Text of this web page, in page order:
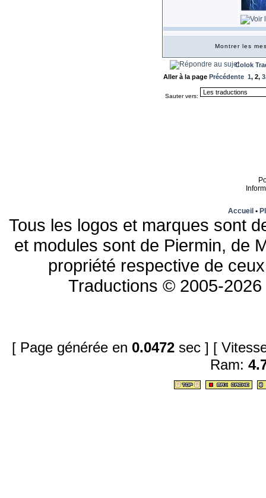
Montrer les
Colok
Aller à la page Précédente 1, 2, 3
Sauter vers:
Accueil •
Tous les logos et marques sont
et modules sont de Piermin, de
propriété respective de
Traductions © 2005-
[ Page générée en 0.0472 sec ] [
Ram: